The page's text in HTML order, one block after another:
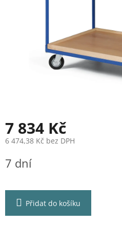
7 834 Kč
6 474,38 Kč bez DPH
cena:
7 dní
Přidat do košíku